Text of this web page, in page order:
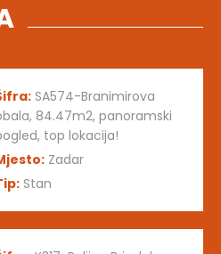
SA574-Branimirova
84.47m2, panoramski
top lokacija!
Zadar
Stan